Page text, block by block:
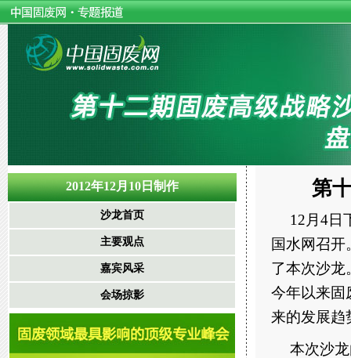
2012年12月10日制作
沙龙首页
主要观点
嘉宾风采
会场掠影
第
12月4日
国水网召
了本次沙龙
今年以来固
来的发展趋
本次沙